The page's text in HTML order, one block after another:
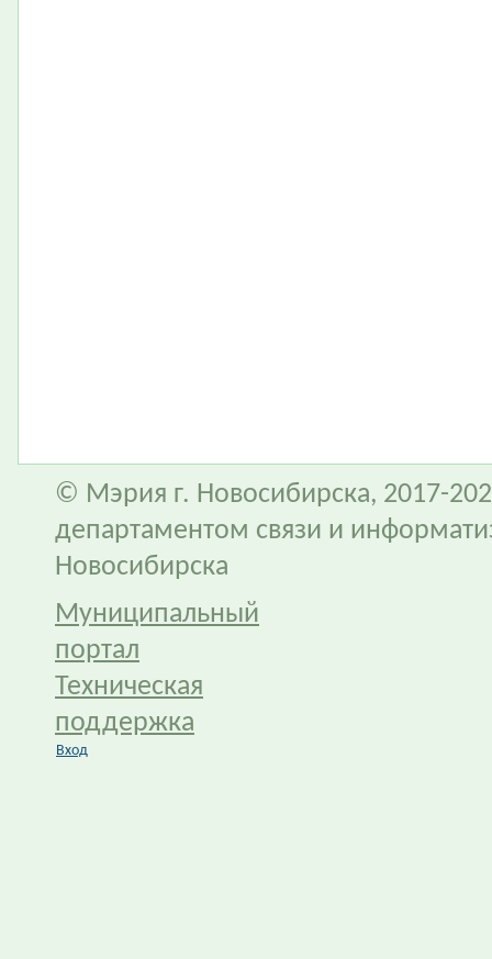
© Мэрия г. Новосибирска, 2017-
департаментом связи и
Новосибирска
Муниципальный
портал
Техническая
поддержка
Вход